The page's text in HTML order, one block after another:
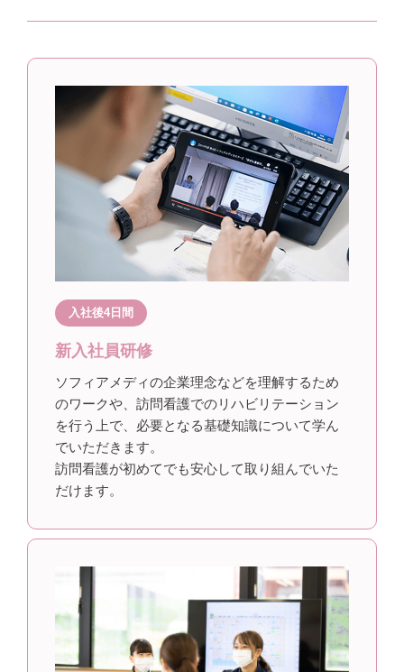
入社後4日間
新入社員研修
ソフィアメディの企業理念などを理解するため
のワークや、訪問看護でのリハビリテーション
を行う上で、必要となる基礎知識について学ん
でいただきます。
訪問看護が初めてでも安心して取り組んでいた
だけます。